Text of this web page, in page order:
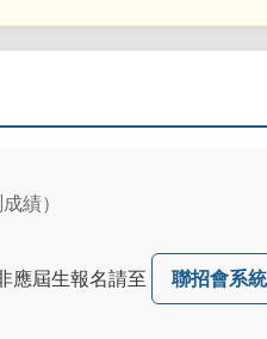
績）
應屆生報名請至 聯招會系統